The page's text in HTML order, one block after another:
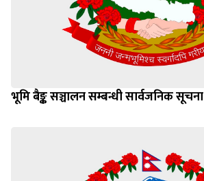
भूमि बैङ्क सञ्चालन सम्बन्धी सार्वजनिक सूचना